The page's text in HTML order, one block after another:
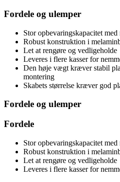
Fordele og ulemper
Stor opbevaringskapacitet
Robust konstruktion i
Let at rengøre og vedligeholde
Leveres i flere kasser for
Den høje vægt kræver stabil
montering
Skabets størrelse kræver god
Fordele og ulemper
Fordele
Stor opbevaringskapacitet
Robust konstruktion i
Let at rengøre og vedligeholde
Leveres i flere kasser for